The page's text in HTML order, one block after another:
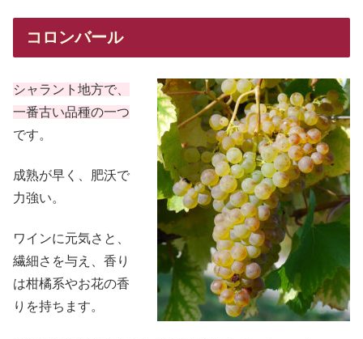
コロンバール
シャラント地方で、
一番古い品種の一つ
です。
成熟が早く、肥沃で
力強い。
ワインに元気さと、
繊細さを与え、香り
は柑橘系やお花の香
りを持ちます。